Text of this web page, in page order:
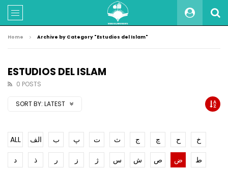
Home Archive by Category "Estudios del Islam"
ESTUDIOS DEL ISLAM
0 POSTS
SORT BY: LATEST
ALL الف ب پ ت ث ج چ ح
خ
د
ذ ر ز ژ س ش ص ض
ط